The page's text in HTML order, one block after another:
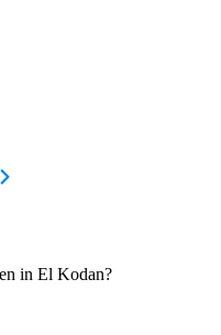
in El Kodan?